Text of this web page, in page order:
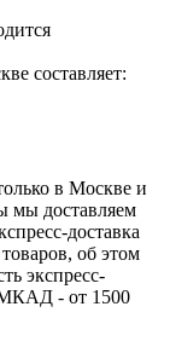
составляет:
в Москве и
мы доставляем
доставка
об этом
экспресс-
МКАД - от 1500